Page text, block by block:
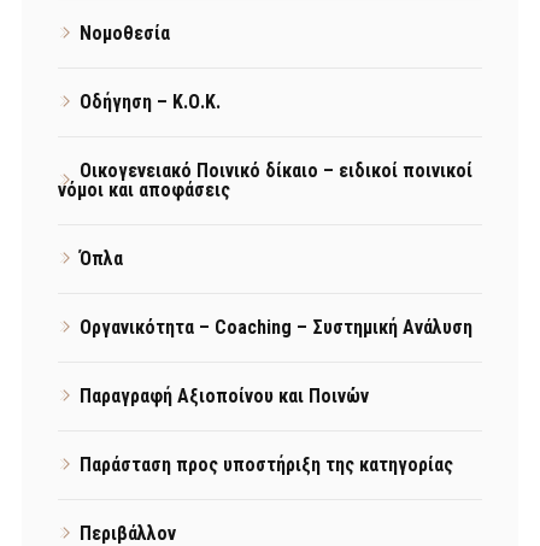
Νομοθεσία
Οδήγηση – Κ.Ο.Κ.
Οικογενειακό Ποινικό δίκαιο – ειδικοί ποινικοί
νόμοι και αποφάσεις
Όπλα
Οργανικότητα – Coaching – Συστημική Ανάλυση
Παραγραφή Αξιοποίνου και Ποινών
Παράσταση προς υποστήριξη της κατηγορίας
Περιβάλλον